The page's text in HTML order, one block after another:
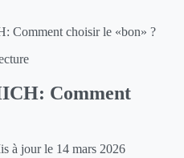
Comment choisir le «bon» ?
Comment
à jour le 14 mars 2026